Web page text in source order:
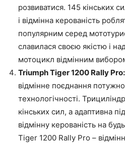
розвиватися. 145 кінських
і відмінна керованість
популярним серед
славилася своєю якістю і
мотоцикл відмінним
Triumph Tiger 1200 Rally Pro:
відмінне поєднання
технологічності.
кінських сил, а адаптивна
відмінну керованість на
Tiger 1200 Rally Pro –